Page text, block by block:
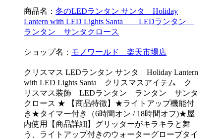
商品名： 冬のLEDランタン サンタ Holiday
Lantern with LED Lights Santa LEDランタン
ランタン サンタクロース
ショップ名： モノワールド 楽天市場店
クリスマス LEDランタン サンタ Holiday Lantern
with LED Lights Santa クリスマスアイテム ク
リスマス装飾 LEDランタン ランタン サンタ
クロース ★ 【商品特徴】★ライトアップ機能付
き★タイマー付き（6時間オン / 18時間オフ)★屋
内使用【商品詳細】グリッターがキラキラと舞
う、ライトアップ付きのウォーターグローブタイ